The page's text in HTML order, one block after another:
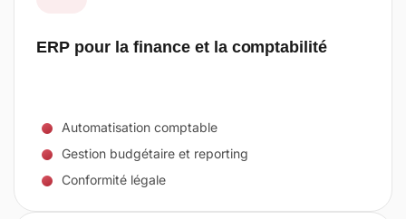
ERP pour la finance et la comptabilité
Automatisation comptable
Gestion budgétaire et reporting
Conformité légale